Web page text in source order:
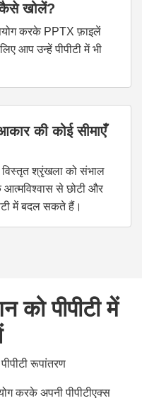
कैसे खोलें?
करके PPTX फ़ाइलें
आप उन्हें पीपीटी में भी
की कोई सीमाएँ
विस्तृत श्रृंखला को संभाल
से छोटी और
में बदल सकते हैं।
को पीपीटी में
रूपांतरण
करके अपनी पीपीटीएक्स